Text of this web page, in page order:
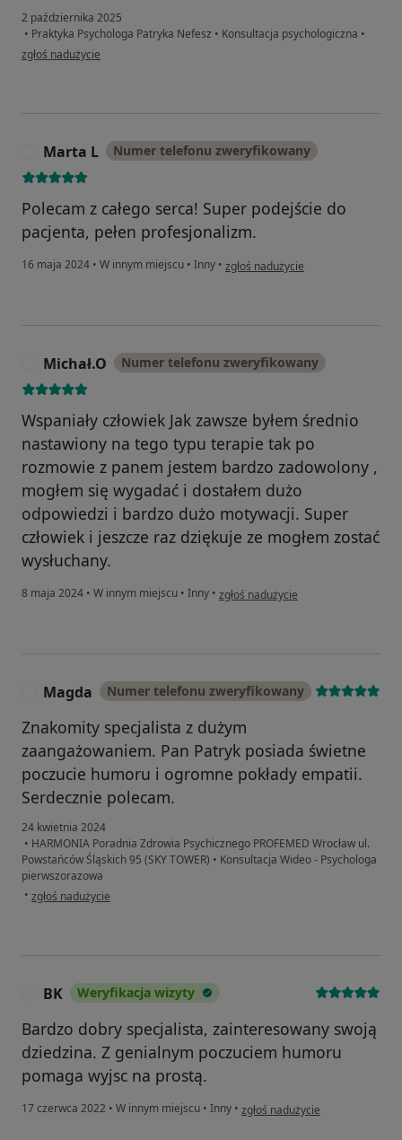
2 października 2025
• Praktyka Psychologa Patryka Nefesz • Konsultacja psychologiczna •
w opinii użytkownika P.N
zgłoś nadużycie
Marta L Numer telefonu zweryfikowany
Polecam z całego serca! Super podejście do
pacjenta, pełen profesjonalizm.
16 maja 2024 • W innym miejscu • Inny • w opinii użytkownika Marta L
zgłoś nadużycie
Michał.O Numer telefonu zweryfikowany
Wspaniały człowiek Jak zawsze byłem średnio
nastawiony na tego typu terapie tak po
rozmowie z panem jestem bardzo zadowolony ,
mogłem się wygadać i dostałem dużo
odpowiedzi i bardzo dużo motywacji. Super
człowiek i jeszcze raz dziękuje ze mogłem zostać
wysłuchany.
8 maja 2024 • W innym miejscu • Inny • w opinii użytkownika Michał.O
zgłoś nadużycie
Magda Numer telefonu zweryfikowany
Znakomity specjalista z dużym
zaangażowaniem. Pan Patryk posiada świetne
poczucie humoru i ogromne pokłady empatii.
Serdecznie polecam.
24 kwietnia 2024
• HARMONIA Poradnia Zdrowia Psychicznego PROFEMED Wrocław ul.
Powstańców Śląskich 95 (SKY TOWER) • Konsultacja Wideo - Psychologa
pierwszorazowa
• w opinii użytkownika Magda
zgłoś nadużycie
BK Weryfikacja wizyty
Bardzo dobry specjalista, zainteresowany swoją
dziedzina. Z genialnym poczuciem humoru
pomaga wyjsc na prostą.
17 czerwca 2022 • W innym miejscu • Inny • w opinii użytkownika BK
zgłoś nadużycie